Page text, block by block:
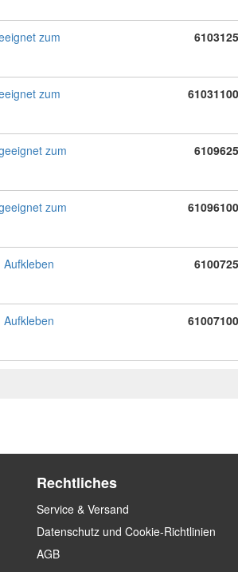
zum
6103125
zum
61031100
zum
6109625
zum
61096100
6100725
61007100
Rechtliches
Service & Versand
Datenschutz und Cookie-Richtlinien
AGB